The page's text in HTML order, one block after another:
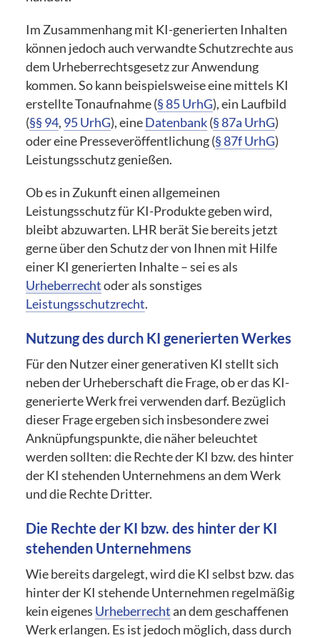
Im Zusammenhang mit KI-generierten Inhalten
können jedoch auch verwandte Schutzrechte aus
dem Urheberrechtsgesetz zur Anwendung
kommen. So kann beispielsweise eine mittels KI
erstellte Tonaufnahme (§ 85 UrhG), ein Laufbild
(§§ 94, 95 UrhG), eineDatenbank(§ 87a UrhG)
oder eine Presseveröffentlichung (§ 87f UrhG)
Leistungsschutz genießen.
Ob es in Zukunft einen allgemeinen
Leistungsschutz für KI-Produkte geben wird,
bleibt abzuwarten. LHR berät Sie bereits jetzt
gerne über den Schutz der von Ihnen mit Hilfe
einer KI generierten Inhalte – sei es als
Urheberrechtoder als sonstiges
Leistungsschutzrecht.
Nutzung des durch KI generierten Werkes
Für den Nutzer einer generativen KI stellt sich
neben der Urheberschaft die Frage, ob er das KI-
generierte Werk frei verwenden darf. Bezüglich
dieser Frage ergeben sich insbesondere zwei
Anknüpfungspunkte, die näher beleuchtet
werden sollten: die Rechte der KI bzw. des hinter
der KI stehenden Unternehmens an dem Werk
und die Rechte Dritter.
Die Rechte der KI bzw. des hinter der KI
stehenden Unternehmens
Wie bereits dargelegt, wird die KI selbst bzw. das
hinter der KI stehende Unternehmen regelmäßig
kein eigenes Urheberrechtan dem geschaffenen
Werk erlangen. Es ist jedoch möglich, dass durch